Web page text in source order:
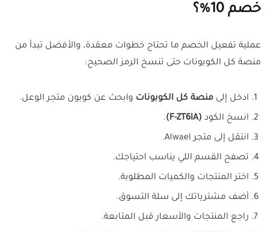
خصم 10%؟
عملية تفعيل الخصم ما تحتاج خطوات معقدة، والأفضل تبدأ من
منصة كل الكوبونات حتى تنسخ الرمز الصحيح:
ادخل إلى منصة كل الكوبونات وابحث عن كوبون متجر الوعل.
انسخ الكود (F-ZT6IA)
.
انتقل إلى متجر Alwael.
تصفح القسم اللي يناسب احتياجك.
اختر المنتجات والكميات المطلوبة.
أضف مشترياتك إلى سلة التسوق.
راجع المنتجات والأسعار قبل المتابعة.